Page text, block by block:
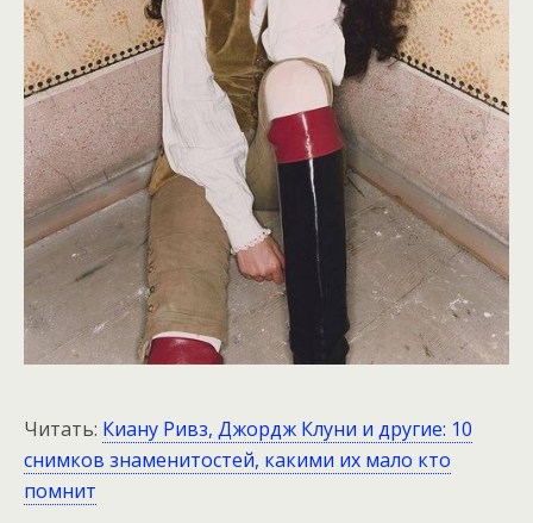
Читать: Киану Ривз, Джордж Клуни и другие: 10
снимков знаменитостей, какими их мало кто
помнит